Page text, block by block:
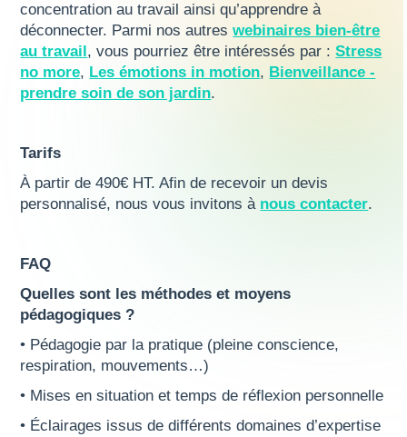
concentration au travail ainsi qu’apprendre à
déconnecter. Parmi nos autreswebinaires bien-être
au travail , vous pourriez être intéressés par :Stress
no more, Les émotions in motion, Bienveillance -
prendre soin de son jardin.
Tarifs
À partir de 490€ HT. Afin de recevoir un devis
personnalisé, nous vous invitons à nous contacter.
FAQ
Quelles sont les méthodes et moyens
pédagogiques ?
• Pédagogie par la pratique (pleine conscience,
respiration, mouvements…)
• Mises en situation et temps de réflexion personnelle
• Éclairages issus de différents domaines d’expertise